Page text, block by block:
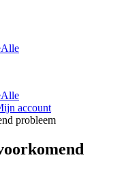
Alle
Alle
account
probleem